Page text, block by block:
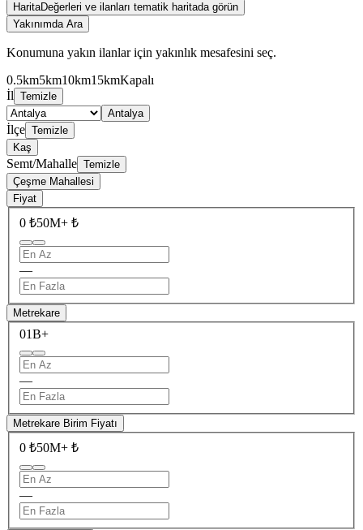
HaritaDeğerleri ve ilanları tematik haritada görün
Yakınımda Ara
Konumuna yakın ilanlar için yakınlık mesafesini seç.
0.5km5km10km15kmKapalı
İl Temizle
Antalya
İlçe Temizle
Kaş
Semt/Mahalle Temizle
Çeşme Mahallesi
Fiyat
0 ₺50M+ ₺
—
Metrekare
01B+
—
Metrekare Birim Fiyatı
0 ₺50M+ ₺
—